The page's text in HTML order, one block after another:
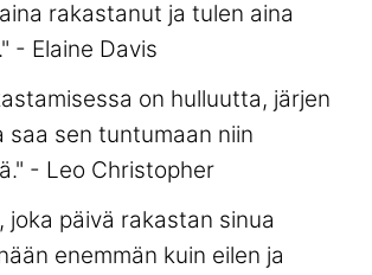
rakastanut ja tulen aina
- Elaine Davis
on hulluutta, järjen
saa sen tuntumaan niin
- Leo Christopher
joka päivä rakastan sinua
enemmän kuin eilen ja